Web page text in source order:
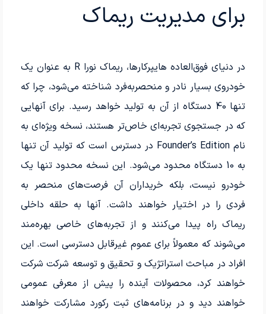
برای مدیریت ریماک
در دنیای فوق‌العاده هایپرکارها، ریماک نورا R به عنوان یک
خودروی بسیار نادر و منحصربه‌فرد شناخته می‌شود، چرا که
تنها 40 دستگاه از آن به تولید خواهد رسید. برای آنهایی
که در جستجوی تجربه‌ای خاص‌تر هستند، نسخه ویژه‌ای به
نام Founder’s Edition در دسترس است که تولید آن تنها
به 10 دستگاه محدود می‌شود. این نسخه محدود تنها یک
خودرو نیست، بلکه خریداران آن فرصت‌های منحصر به
فردی را در اختیار خواهند داشت. آنها به حلقه داخلی
ریماک راه پیدا می‌کنند و از تجربه‌های خاصی بهره‌مند
می‌شوند که معمولاً برای عموم غیرقابل دسترسی است. این
افراد در مباحث استراتژیک و تحقیق و توسعه شرکت شرکت
خواهند کرد، محصولات آینده را پیش از معرفی عمومی
خواهند دید و در برنامه‌های ثبت رکورد مشارکت خواهند